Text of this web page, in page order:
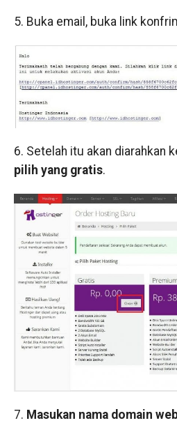
5. Buka email, buka link
6. Setelah itu akan diarahkan
pilih yang gratis.
7. Masukan nama domain